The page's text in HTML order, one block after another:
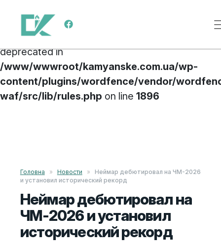
Deprecated
: preg_replace(): Passing null to
parameter #3 ($subject) of type array|string is
deprecated in
/www/wwwroot/kamyanske.com.ua/wp-
content/plugins/wordfence/vendor/
waf/src/lib/rules.php on line 1896
Меню навигации
Головна » Новости »
Неймар дебютировал на ЧМ-2026
и установил исторический рекорд
Неймар дебютировал на
ЧМ-2026 и установил
исторический рекорд